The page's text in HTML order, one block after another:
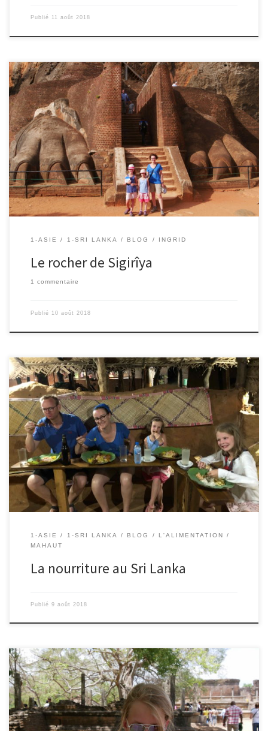
Publié 11 août 2018
10/08/2018 – Ingrid Sigirîya Aujourd’hui, au saut du lit à 6h du
matin, nous partons en stop jusqu’au rocher du lion, le fameux
rocher de Sigirîya. Ce rocher a été choisi par le roi Kassapa, au
5ème siècle, pour y construire son palais. En effet, après avoir tué
son père […]
1-ASIE 1-SRI LANKA BLOG INGRID
Le rocher de Sigirîya
1 commentaire
Publié 10 août 2018
9/08/2018 – Mahaut Ici, le petit déjeuner est un peu particulier, car
il y a de l’ananas avec du poivre dessus, du riz avec un mélange
de lentilles (dahl), un ragoût de pommes de terre carottes, des
sandwiches de pois chiche échalote, tout ça avec un peu de
piment. Aujourd’hui c’était […]
1-ASIE 1-SRI LANKA BLOG
L'ALIMENTATION
MAHAUT
La nourriture au Sri Lanka
Publié 9 août 2018
8/08/2018 – Colombe Nous sommes allés à Polonnaruwa, une
ancienne capitale du Sri Lanka, pendant la période du Moyen-Age
en France. Malgré le temps, il reste encore beaucoup de